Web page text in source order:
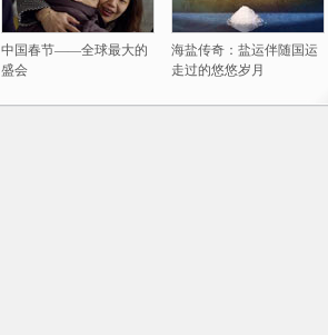
中国春节——全球最大的
盛会
海盐传奇：盐运伴随国运
走过的悠悠岁月